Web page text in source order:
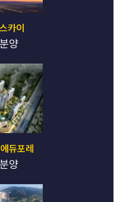
카이
양
듀포레
양